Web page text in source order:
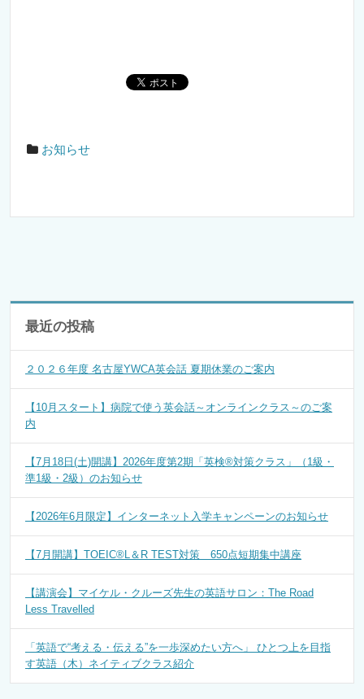
お知らせ
最近の投稿
２０２６年度 名古屋YWCA英会話 夏期休業のご案内
【10月スタート】病院で使う英会話～オンラインクラス～のご案
内
【7月18日(土)開講】2026年度第2期「英検®対策クラス」（1級・
準1級・2級）のお知らせ
【2026年6月限定】インターネット入学キャンペーンのお知らせ
【7月開講】TOEIC®L＆R TEST対策 650点短期集中講座
【講演会】マイケル・クルーズ先生の英語サロン：The Road
Less Travelled
「英語で“考える・伝える”を一歩深めたい方へ」 ひとつ上を目指
す英語（木）ネイティブクラス紹介